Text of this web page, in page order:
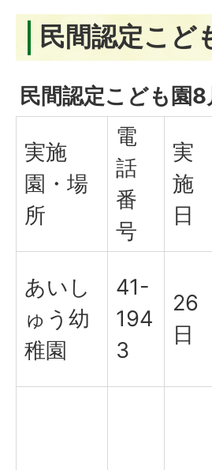
民間認定こど
民間認定こども園8
実施
園・場
所
電
話
番
号
実
施
日
あいし
ゅう幼
稚園
41-
194
3
26
日